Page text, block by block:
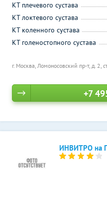
г. Москва, Ломоносовский пр-т, д. 2,
КТ плечевого сустава
КТ локтевого сустава
КТ коленного сустава
КТ голеностопного сустава
+7
ИНВИТРО на